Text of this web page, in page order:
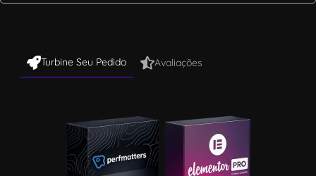
Turbine Seu Pedido Avaliações